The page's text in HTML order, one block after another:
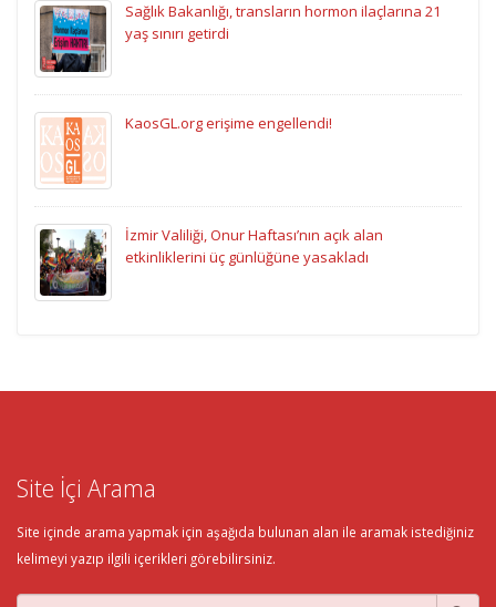
Sağlık Bakanlığı, transların hormon ilaçlarına 21
yaş sınırı getirdi
KaosGL.org erişime engellendi!
İzmir Valiliği, Onur Haftası’nın açık alan
etkinliklerini üç günlüğüne yasakladı
Site İçi Arama
Site içinde arama yapmak için aşağıda bulunan alan ile aramak istediğiniz
kelimeyi yazıp ilgili içerikleri görebilirsiniz.